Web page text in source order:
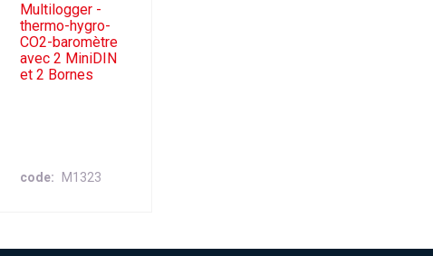
Multilogger -
thermo-hygro-
CO2-baromètre
avec 2 MiniDIN
et 2 Bornes
code M1323